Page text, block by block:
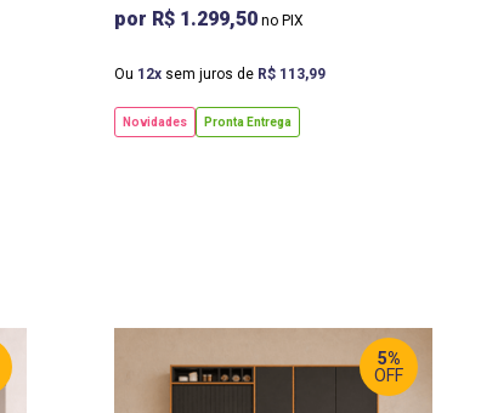
R$ 1.299,50
Ou 12 sem juros de R$ 113,99
Novidades Pronta Entrega
5%
OFF